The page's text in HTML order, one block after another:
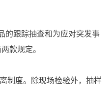
的跟踪抽查和为应对突发事
款规定。
制度。除现场检验外，抽样